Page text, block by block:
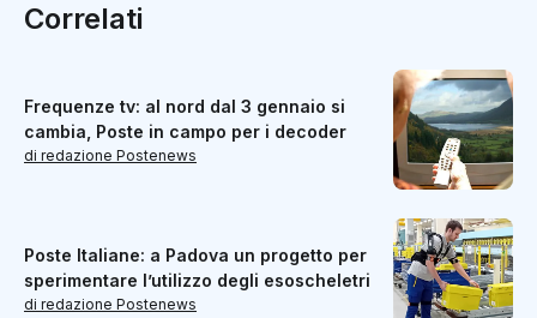
Correlati
Frequenze tv: al nord dal 3 gennaio si
cambia, Poste in campo per i decoder
di redazione Postenews
Poste Italiane: a Padova un progetto per
sperimentare l’utilizzo degli esoscheletri
di redazione Postenews